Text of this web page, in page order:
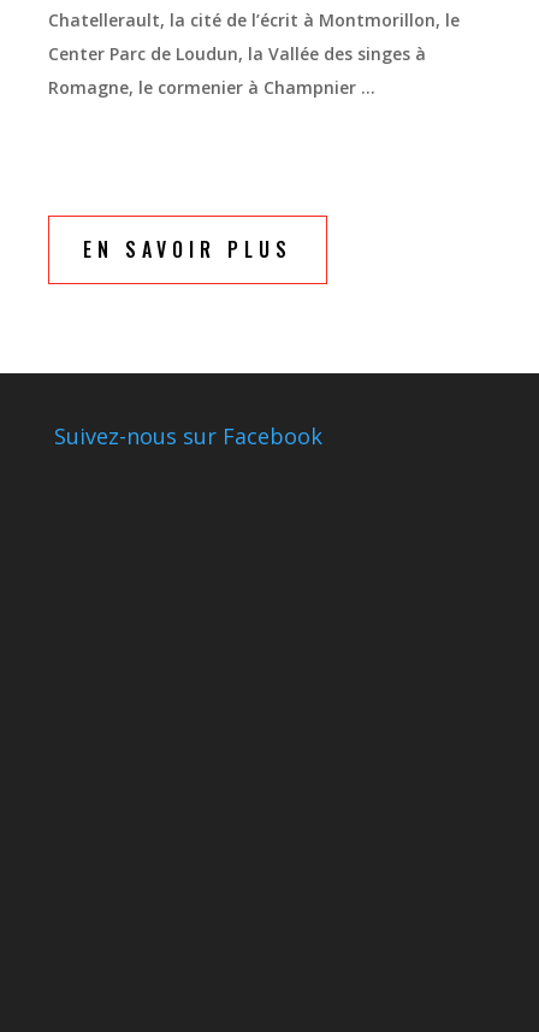
Chatellerault, la cité de l’écrit à Montmorillon, le
Center Parc de Loudun, la Vallée des singes à
Romagne, le cormenier à Champnier …
EN SAVOIR PLUS
Suivez-nous sur Facebook